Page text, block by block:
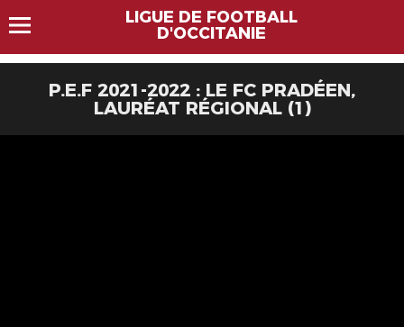
LIGUE DE FOOTBALL
D'OCCITANIE
P.E.F 2021-2022 : LE FC PRADÉEN,
LAURÉAT RÉGIONAL (1)